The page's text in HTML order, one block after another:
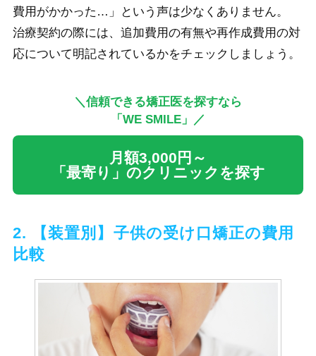
費用がかかった…」という声は少なくありません。
治療契約の際には、追加費用の有無や再作成費用の対
応について明記されているかをチェックしましょう。
＼信頼できる矯正医を探すなら
「WE SMILE」／
月額3,000円～
「最寄り」のクリニックを探す
2. 【装置別】子供の受け口矯正の費用
比較